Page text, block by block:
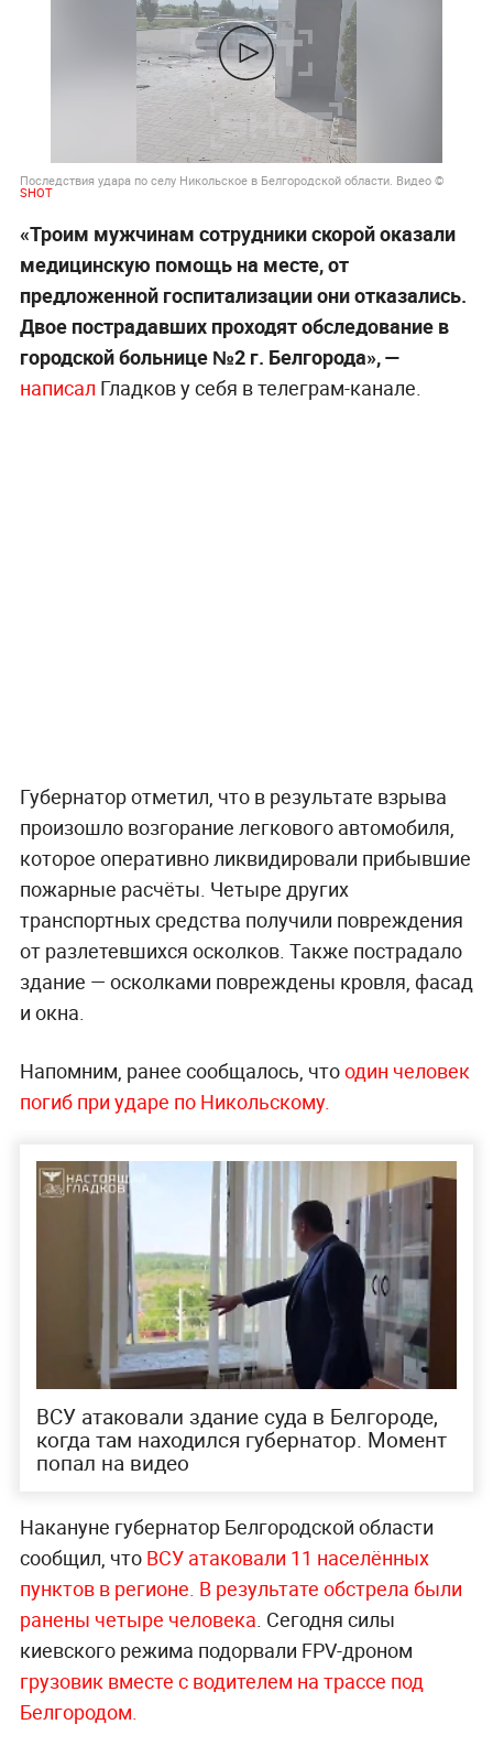
Последствия удара по селу Никольское в Белгородской области. Видео ©
SHOT
«Троим мужчинам сотрудники скорой оказали
медицинскую помощь на месте, от
предложенной госпитализации они отказались.
Двое пострадавших проходят обследование в
городской больнице №2 г. Белгорода», —
написал Гладков у себя в телеграм-канале.
Губернатор отметил, что в результате взрыва
произошло возгорание легкового автомобиля,
которое оперативно ликвидировали прибывшие
пожарные расчёты. Четыре других
транспортных средства получили повреждения
от разлетевшихся осколков. Также пострадало
здание — осколками повреждены кровля, фасад
и окна.
Напомним, ранее сообщалось, чтоодин человек
погиб при ударе по Никольскому.
ВСУ атаковали здание суда в Белгороде,
когда там находился губернатор. Момент
попал на видео
Накануне губернатор Белгородской области
сообщил, чтоВСУ атаковали 11 населённых
пунктов в регионе. В результате обстрела были
ранены четыре человека. Сегодня силы
киевского режима подорвали FPV-дроном
грузовик вместе с водителем на трассе под
Белгородом.